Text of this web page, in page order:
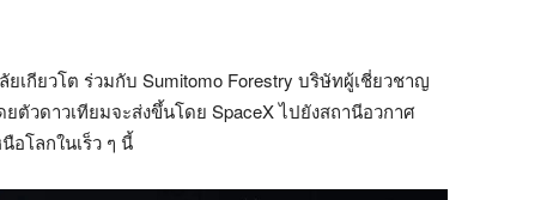
เกียวโต ร่วมกับ Sumitomo Forestry บริษัทผู้เชี่ยวชาญ
วดาวเทียมจะส่งขึ้นโดย SpaceX ไปยังสถานีอวกาศ
อโลกในเร็ว ๆ นี้